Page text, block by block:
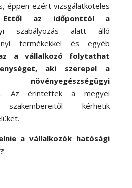
éppen ezért vizsgálatköteles
Ettől az időponttól a
szabályozás alatt álló
termékekkel és egyéb
a vállalkozó folytathat
aki szerepel a
. Az érintettek a megyei
szakembereitől kérhetik
a vállalkozók hatósági